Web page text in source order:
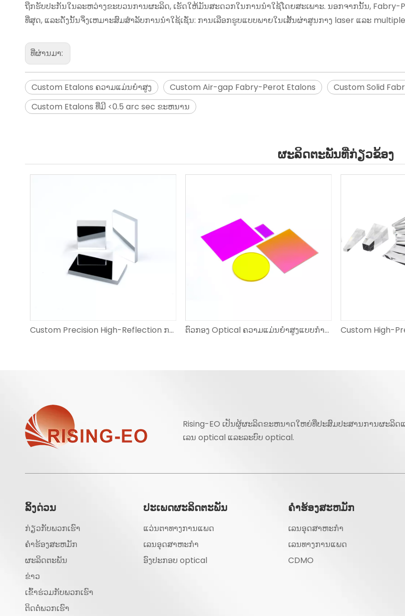
ຖືກຮັບປະກັນໃນລະຫວ່າງຂະບວນການຜະລິດ, ເຮັດໃຫ້ມັນສະດວກໃນການນໍາໃຊ້ໂດຍສະເພາະ. ນອກຈາກນັ້ນ,
ທີ່ສຸດ, ແລະດັ່ງນັ້ນຈຶ່ງເຫມາະສົມສໍາລັບການນໍາໃຊ້ເຊັ່ນ: ການເລືອກຮູບແບບພາຍໃນເສັ້ນຜ່າສູນກາງ laser ແລະ
ທີ່ຜ່ານມາ:
Custom Etalons ຄວາມແມ່ນຍໍາສູງ Custom Air-gap Fabry-Perot Etalons Custom Solid
Custom Etalons ທີ່ມີ <0.5 arc sec ຂະຫນານ
ຜະລິດຕະພັນທີ່ກ່ຽວຂ້ອງ
Custom Precision High-Reflection ກະຈົກ Optical ຕົວກອງ Optical ຄວາມແມ່ນຍໍາສູງແບບກຳນົດເອງ | Bandpass, Notch, ND, Dichroic | ຕ້ານຮອຍຂີດຂ່ວນ | EO ເພີ່ມຂຶ້ນ
Rising-EO ເປັນຜູ້ຜະລິດຂະຫນາດໃຫຍ່ທີ່ປະສົມປະສານການຜະລິ
ເລນ optical ແລະລະບົບ optical.
ລິ້ງດ່ວນ
ກ່ຽວກັບພວກເຮົາ
ຄໍາຮ້ອງສະຫມັກ
ຜະລິດຕະພັນ
ຂ່າວ
ເຂົ້າຮ່ວມກັບພວກເຮົາ
ຕິດຕໍ່ພວກເຮົາ
ປະເພດຜະລິດຕະພັນ
ແວ່ນຕາທາງການແພດ
ເລນອຸດສາຫະກໍາ
ອົງປະກອບ optical
ຄໍາຮ້ອງສະຫມັກ
ເລນອຸດສາຫະກໍາ
ເລນທາງການແພດ
CDMO